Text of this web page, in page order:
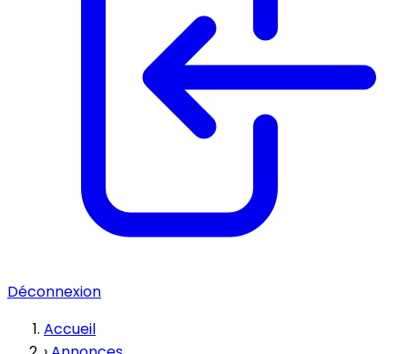
Déconnexion
Accueil